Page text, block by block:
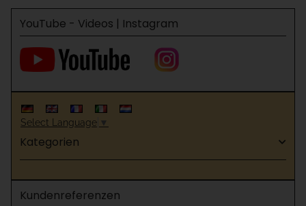
YouTube - Videos | Instagram
Select Language ▼
Kategorien
Kundenreferenzen